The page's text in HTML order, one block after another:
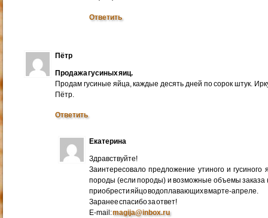
Ответить
Пётр
Продажа гусиных яиц.
Продам гусиные яйца, каждые десять дней по сорок штук.
Пётр.
Ответить
Екатерина
Здравствуйте!
Заинтересовало предложение утиного и
породы (если породы) и возможные объемы заказа
приобрести яйцо водоплавающих в марте-апреле.
Заранее спасибо за ответ!
E-mail:magija@inbox.ru